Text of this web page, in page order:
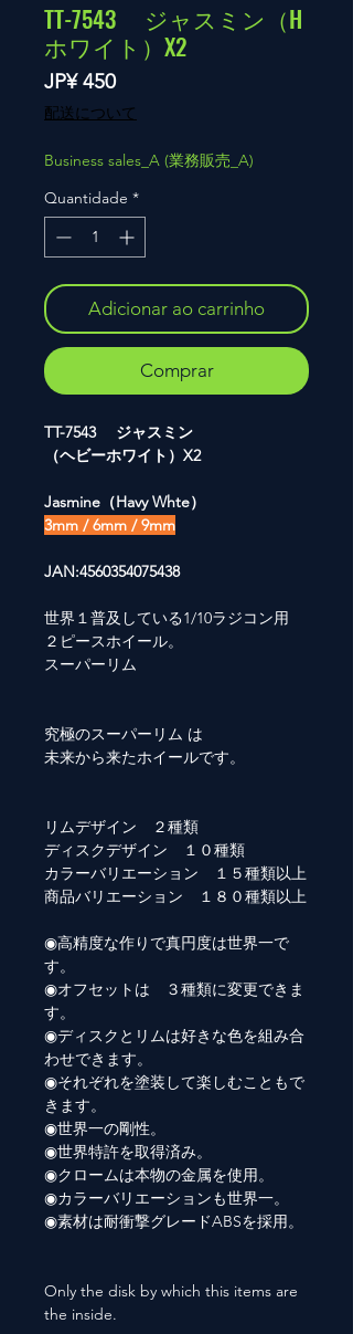
TT-7543 ジャスミン（H
ホワイト）X2
JP¥ 450Preço
配送について
Business sales_A (業務販売_A)
Quantidade *
Adicionar ao carrinho
Comprar
TT-7543 ジャスミン
（ヘビーホワイト）X2
Jasmine（Havy Whte）
3mm / 6mm / 9mm
JAN:4560354075438
世界１普及している1/10ラジコン用
２ピースホイール。
スーパーリム
究極のスーパーリム は
未来から来たホイールです。
リムデザイン ２種類
ディスクデザイン １０種類
カラーバリエーション １５種類以上
商品バリエーション １８０種類以上
◉高精度な作りで真円度は世界一で
す。
◉オフセットは ３種類に変更できま
す。
◉ディスクとリムは好きな色を組み合
わせできます。
◉それぞれを塗装して楽しむこともで
きます。
◉世界一の剛性。
◉世界特許を取得済み。
◉クロームは本物の金属を使用。
◉カラーバリエーションも世界一。
◉素材は耐衝撃グレードABSを採用。
Only the disk by which this items are
the inside.